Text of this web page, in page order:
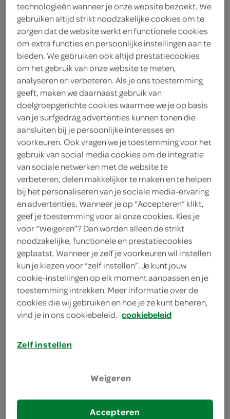
ingrediënten
1 zakje vanillesuiker
30 gram suiker
250 milliliter melk
2 eetlepels maizena
2 eetlepels cacaopoeder
8 bolletjes vanille-ijs
2 eetlepels boter
1 ei
250 milliliter melk
1 snufje zout
75 gram bloem
deel op twitter
technologieën wanneer je onze website bezoekt. We
gebruiken altijd strikt noodzakelijke cookies om te
zorgen dat de website werkt en functionele cookies
om extra functies en persoonlijke instellingen aan te
bieden. We gebruiken ook altijd prestatiecookies
om het gebruik van onze website te meten,
analyseren en verbeteren. Als je ons toestemming
geeft, maken we daarnaast gebruik van
doelgroepgerichte cookies waarmee we je op basis
van je surfgedrag advertenties kunnen tonen die
aansluiten bij je persoonlijke interesses en
voorkeuren. Ook vragen we je toestemming voor het
gebruik van social media cookies om de integratie
van sociale netwerken met de website te
verbeteren, delen makkelijker te maken en te helpen
bij het personaliseren van je sociale media-ervaring
en advertenties. Wanneer je op “Accepteren” klikt,
geef je toestemming voor al onze cookies. Kies je
voor “Weigeren”? Dan worden alleen de strikt
noodzakelijke, functionele en prestatiecookies
geplaatst. Wanneer je zelf je voorkeuren wil instellen
kun je kiezen voor “zelf instellen”. Je kunt jouw
cookie-instellingen op elk moment aanpassen en je
toestemming intrekken. Meer informatie over de
cookies die wij gebruiken en hoe je ze kunt beheren,
vind je in ons cookiebeleid. cookiebeleid
Zelf instellen
Weigeren
Accepteren